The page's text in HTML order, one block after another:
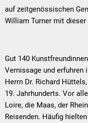
auf zeitgenössischen
William Turner mit
Gut 140
Vernissage und erfuhren
Herrn Dr. Richard
19. Jahrhunderts. Vor
Loire, die Maas, der
Reisenden. Häufig